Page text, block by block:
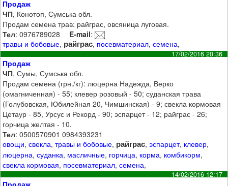
Продаж
ЧП, Конотоп, Сумська обл.
Продам семена трав: райграс, овсяница луговая.
Тел: 0976789028 E-mail:
травы и бобовые, райграс, посевматериал,семена,
17/02/2016 20:36
Продаж
ЧП, Сумы, Сумська обл.
Продам семена (грн./кг): люцерна Надежда, Верко
(омагниченная) - 55; клевер розовый - 50; суданская трава
(Голубовская, Юбилейная 20, Чимшинская) - 9; свекла кормовая
Цетаур - 85, Урсус и Рекорд - 90; эспарцет - 12; райграс - 26;
горчица желтая - 10.
Тел: 0500570901 0984393231
овощи,свекла,травы и бобовые, райграс,эспарцет, клевер,
люцерна,суданка, масличные, горчица, корма, комбикорм,
свекла кормовая, посевматериал,семена,
14/02/2016 12:17